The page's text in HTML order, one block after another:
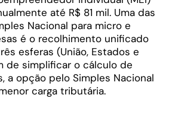
até R$ 81 mil. Uma das
Nacional para micro e
é o recolhimento unificado
esferas (União, Estados e
de simplificar o cálculo de
a opção pelo Simples Nacional
carga tributária.